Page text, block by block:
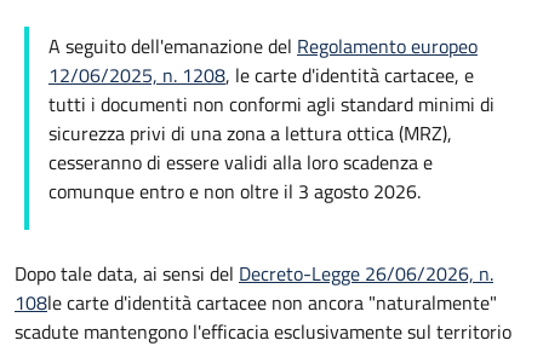
A seguito dell'emanazione del Regolamento europeo
12/06/2025, n. 1208, le carte d'identità cartacee, e
tutti i documenti non conformi agli standard minimi di
sicurezza privi di una zona a lettura ottica (MRZ),
cesseranno di essere validi alla loro scadenza e
comunque entro e non oltre il 3 agosto 2026.
Dopo tale data, ai sensi del Decreto-Legge 26/06/2026, n.
108le carte d'identità cartacee non ancora "naturalmente"
scadute mantengono l'efficacia esclusivamente sul territorio